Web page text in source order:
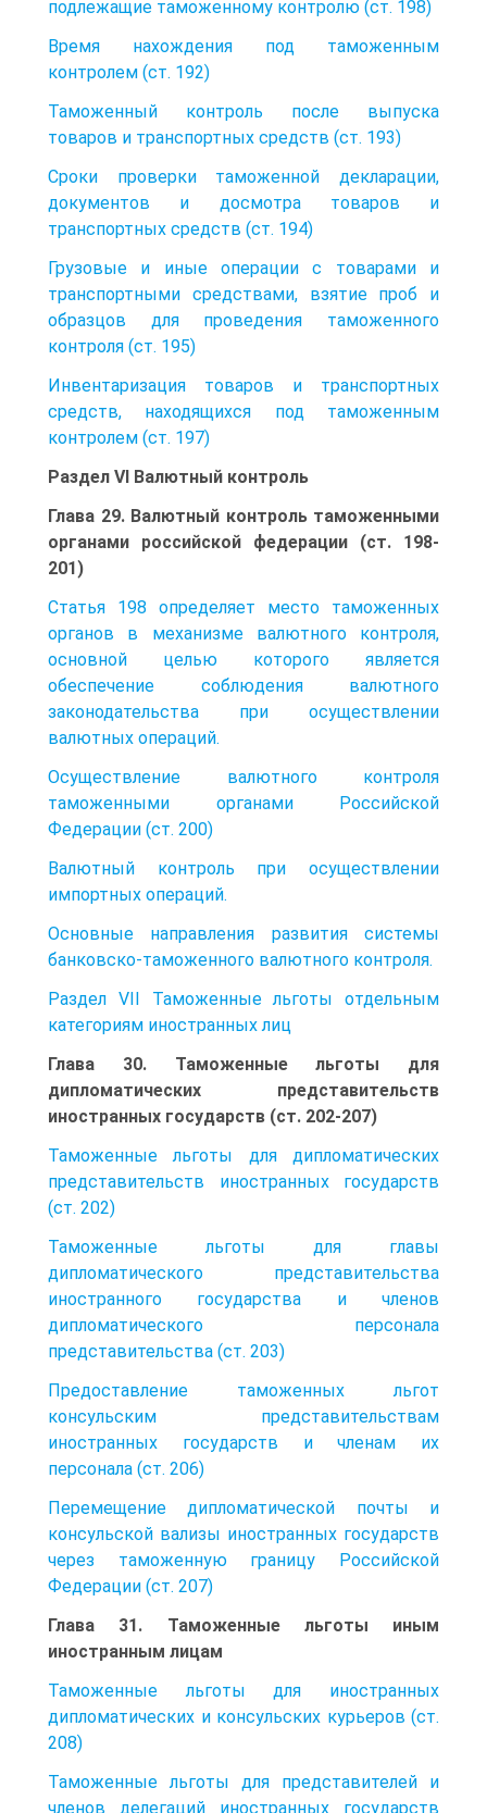
подлежащие таможенному контролю (ст. 198)
Время нахождения под таможенным
контролем (ст. 192)
Таможенный контроль после выпуска
товаров и транспортных средств (ст. 193)
Сроки проверки таможенной декларации,
документов и досмотра товаров и
транспортных средств (ст. 194)
Грузовые и иные операции с товарами и
транспортными средствами, взятие проб и
образцов для проведения таможенного
контроля (ст. 195)
Инвентаризация товаров и транспортных
средств, находящихся под таможенным
контролем (ст. 197)
Раздел VI Валютный контроль
Глава 29. Валютный контроль таможенными
органами российской федерации (ст. 198-
201)
Статья 198 определяет место таможенных
органов в механизме валютного контроля,
основной целью которого является
обеспечение соблюдения валютного
законодательства при осуществлении
валютных операций.
Осуществление валютного контроля
таможенными органами Российской
Федерации (ст. 200)
Валютный контроль при осуществлении
импортных операций.
Основные направления развития системы
банковско-таможенного валютного контроля.
Раздел VII Таможенные льготы отдельным
категориям иностранных лиц
Глава 30. Таможенные льготы для
дипломатических представительств
иностранных государств (ст. 202-207)
Таможенные льготы для дипломатических
представительств иностранных государств
(ст. 202)
Таможенные льготы для главы
дипломатического представительства
иностранного государства и членов
дипломатического персонала
представительства (ст. 203)
Предоставление таможенных льгот
консульским представительствам
иностранных государств и членам их
персонала (ст. 206)
Перемещение дипломатической почты и
консульской вализы иностранных государств
через таможенную границу Российской
Федерации (ст. 207)
Глава 31. Таможенные льготы иным
иностранным лицам
Таможенные льготы для иностранных
дипломатических и консульских курьеров (ст.
208)
Таможенные льготы для представителей и
членов делегаций иностранных государств